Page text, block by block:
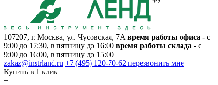
107207, г. Москва, ул. Чусовская, 7А время работы офиса - с
9:00 до 17:30, в пятницу до 16:00 время работы склада - с
9:00 до 16:00, в пятницу до 15:00
zakaz@instrland.ru +7 (495) 120-70-62 перезвонить мне
Купить в 1 клик
+